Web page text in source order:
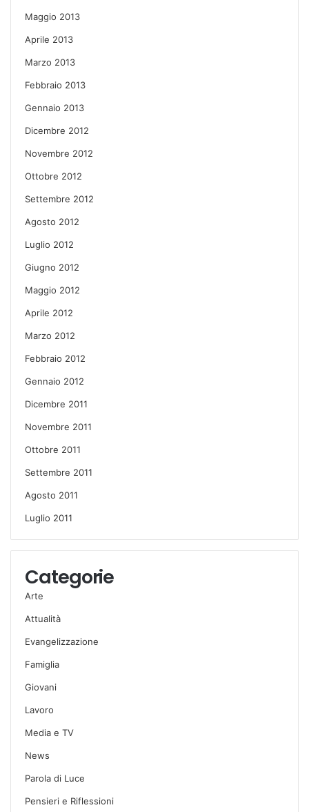
Maggio 2013
Aprile 2013
Marzo 2013
Febbraio 2013
Gennaio 2013
Dicembre 2012
Novembre 2012
Ottobre 2012
Settembre 2012
Agosto 2012
Luglio 2012
Giugno 2012
Maggio 2012
Aprile 2012
Marzo 2012
Febbraio 2012
Gennaio 2012
Dicembre 2011
Novembre 2011
Ottobre 2011
Settembre 2011
Agosto 2011
Luglio 2011
Categorie
Arte
Attualità
Evangelizzazione
Famiglia
Giovani
Lavoro
Media e TV
News
Parola di Luce
Pensieri e Riflessioni